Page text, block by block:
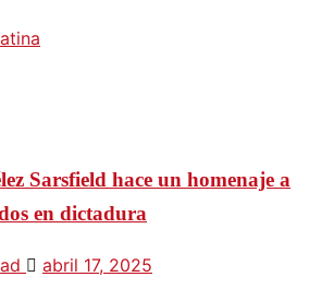
Sarsfield hace un homenaje a
en dictadura
abril 17, 2025